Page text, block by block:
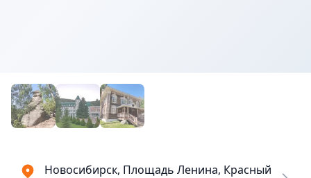
Новосибирск, Площадь Ленина, Красный